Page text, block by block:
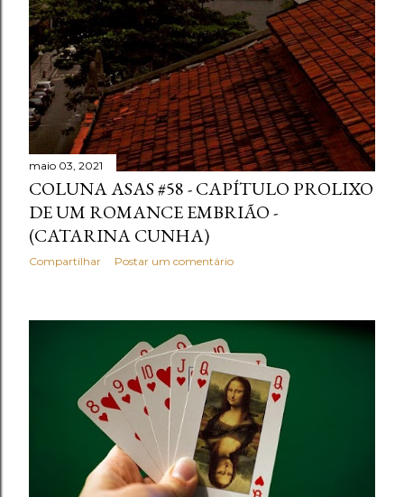
maio 03, 2021
COLUNA ASAS #58 - CAPÍTULO PROLIXO
DE UM ROMANCE EMBRIÃO -
(CATARINA CUNHA)
Compartilhar Postar um comentário